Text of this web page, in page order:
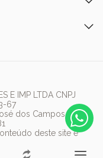
E IMP LTDA CNPJ
67
dos Campos, São
deste site é
reservados.